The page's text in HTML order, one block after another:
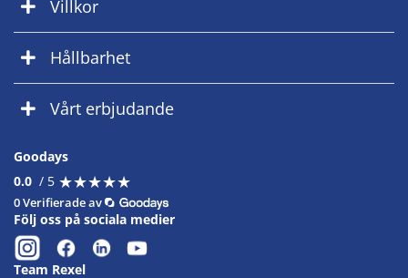
Villkor
Hållbarhet
Vårt erbjudande
Goodays
0.0 / 5 ★★★★★
★★★★★
0 Verifierade av
Följ oss på sociala medier
Team Rexel